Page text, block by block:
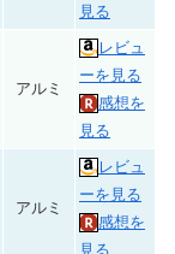
見る
アルミ
レビュ
ーを見る
感想を
見る
アルミ
レビュ
ーを見る
感想を
見る